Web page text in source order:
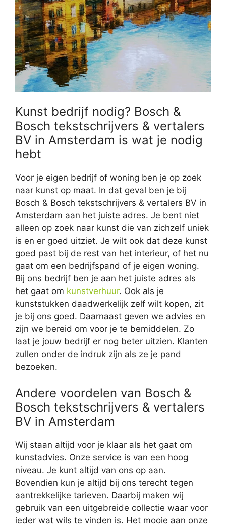
Kunst bedrijf nodig? Bosch &
Bosch tekstschrijvers & vertalers
BV in Amsterdam is wat je nodig
hebt
Voor je eigen bedrijf of woning ben je op zoek
naar kunst op maat. In dat geval ben je bij
Bosch & Bosch tekstschrijvers & vertalers BV in
Amsterdam aan het juiste adres. Je bent niet
alleen op zoek naar kunst die van zichzelf uniek
is en er goed uitziet. Je wilt ook dat deze kunst
goed past bij de rest van het interieur, of het nu
gaat om een bedrijfspand of je eigen woning.
Bij ons bedrijf ben je aan het juiste adres als
het gaat om kunstverhuur. Ook als je
kunststukken daadwerkelijk zelf wilt kopen, zit
je bij ons goed. Daarnaast geven we advies en
zijn we bereid om voor je te bemiddelen. Zo
laat je jouw bedrijf er nog beter uitzien. Klanten
zullen onder de indruk zijn als ze je pand
bezoeken.
Andere voordelen van Bosch &
Bosch tekstschrijvers & vertalers
BV in Amsterdam
Wij staan altijd voor je klaar als het gaat om
kunstadvies. Onze service is van een hoog
niveau. Je kunt altijd van ons op aan.
Bovendien kun je altijd bij ons terecht tegen
aantrekkelijke tarieven. Daarbij maken wij
gebruik van een uitgebreide collectie waar voor
ieder wat wils te vinden is. Het mooie aan onze